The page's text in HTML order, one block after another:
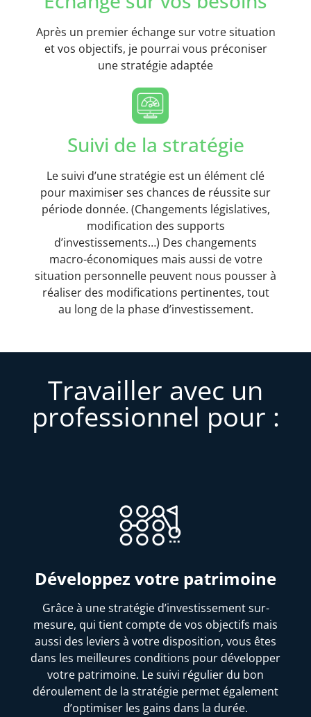
Après un premier échange sur votre situation
et vos objectifs, je pourrai vous préconiser
une stratégie adaptée
Suivi de la stratégie
Le suivi d’une stratégie est un élément clé
pour maximiser ses chances de réussite sur
période donnée. (Changements législatives,
modification des supports
d’investissements…) Des changements
macro-économiques mais aussi de votre
situation personnelle peuvent nous pousser à
réaliser des modifications pertinentes, tout
au long de la phase d’investissement.
Travailler avec un
professionnel pour :
Développez votre patrimoine
Grâce à une stratégie d’investissement sur-
mesure, qui tient compte de vos objectifs mais
aussi des leviers à votre disposition, vous êtes
dans les meilleures conditions pour développer
votre patrimoine. Le suivi régulier du bon
déroulement de la stratégie permet également
d’optimiser les gains dans la durée.